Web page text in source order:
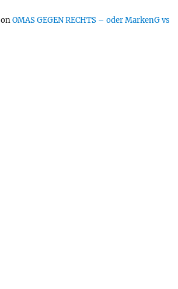
onOMAS GEGEN RECHTS – oder MarkenG vs